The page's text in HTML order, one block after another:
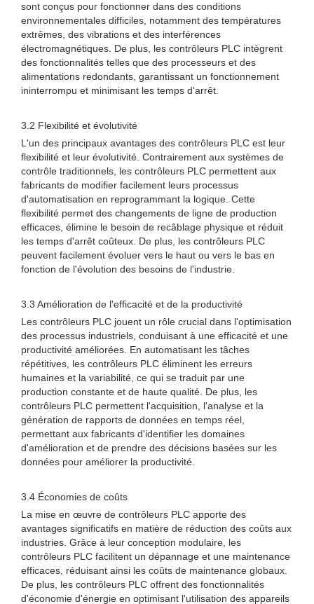
sont conçus pour fonctionner dans des conditions
environnementales difficiles, notamment des températures
extrêmes, des vibrations et des interférences
électromagnétiques. De plus, les contrôleurs PLC intègrent
des fonctionnalités telles que des processeurs et des
alimentations redondants, garantissant un fonctionnement
ininterrompu et minimisant les temps d'arrêt.
3.2 Flexibilité et évolutivité
L'un des principaux avantages des contrôleurs PLC est leur
flexibilité et leur évolutivité. Contrairement aux systèmes de
contrôle traditionnels, les contrôleurs PLC permettent aux
fabricants de modifier facilement leurs processus
d'automatisation en reprogrammant la logique. Cette
flexibilité permet des changements de ligne de production
efficaces, élimine le besoin de recâblage physique et réduit
les temps d'arrêt coûteux. De plus, les contrôleurs PLC
peuvent facilement évoluer vers le haut ou vers le bas en
fonction de l'évolution des besoins de l'industrie.
3.3 Amélioration de l'efficacité et de la productivité
Les contrôleurs PLC jouent un rôle crucial dans l'optimisation
des processus industriels, conduisant à une efficacité et une
productivité améliorées. En automatisant les tâches
répétitives, les contrôleurs PLC éliminent les erreurs
humaines et la variabilité, ce qui se traduit par une
production constante et de haute qualité. De plus, les
contrôleurs PLC permettent l'acquisition, l'analyse et la
génération de rapports de données en temps réel,
permettant aux fabricants d'identifier les domaines
d'amélioration et de prendre des décisions basées sur les
données pour améliorer la productivité.
3.4 Économies de coûts
La mise en œuvre de contrôleurs PLC apporte des
avantages significatifs en matière de réduction des coûts aux
industries. Grâce à leur conception modulaire, les
contrôleurs PLC facilitent un dépannage et une maintenance
efficaces, réduisant ainsi les coûts de maintenance globaux.
De plus, les contrôleurs PLC offrent des fonctionnalités
d'économie d'énergie en optimisant l'utilisation des appareils